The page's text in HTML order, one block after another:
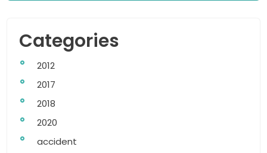
Categories
2012
2017
2018
2020
accident